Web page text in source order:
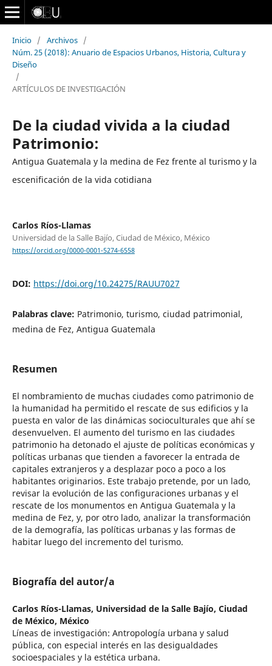
Inicio / Archivos /
Núm. 25 (2018): Anuario de Espacios Urbanos, Historia, Cultura y
Diseño
/
ARTÍCULOS DE INVESTIGACIÓN
De la ciudad vivida a la ciudad
Patrimonio:
Antigua Guatemala y la medina de Fez frente al turismo y la
escenificación de la vida cotidiana
Carlos Ríos-Llamas
Universidad de la Salle Bajío, Ciudad de México, México
https://orcid.org/0000-0001-5274-6558
DOI: https://doi.org/10.24275/RAUU7027
Palabras clave: Patrimonio, turismo, ciudad patrimonial,
medina de Fez, Antigua Guatemala
Resumen
El nombramiento de muchas ciudades como patrimonio de
la humanidad ha permitido el rescate de sus edificios y la
puesta en valor de las dinámicas socioculturales que ahí se
desenvuelven. El aumento del turismo en las ciudades
patrimonio ha detonado el ajuste de políticas económicas y
políticas urbanas que tienden a favorecer la entrada de
capitales extranjeros y a desplazar poco a poco a los
habitantes originarios. Este trabajo pretende, por un lado,
revisar la evolución de las configuraciones urbanas y el
rescate de los monumentos en Antigua Guatemala y la
medina de Fez, y, por otro lado, analizar la transformación
de la demografía, las políticas urbanas y las formas de
habitar luego del incremento del turismo.
Biografía del autor/a
Carlos Ríos-Llamas, Universidad de la Salle Bajío, Ciudad
de México, México
Líneas de investigación: Antropología urbana y salud
pública, con especial interés en las desigualdades
socioespaciales y la estética urbana.